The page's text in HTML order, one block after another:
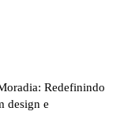
Redefinindo
design e